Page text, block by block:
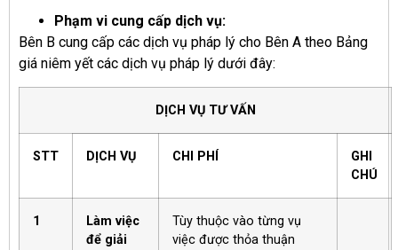
Phạm vi cung cấp dịch vụ:
Bên B cung cấp các dịch vụ pháp lý cho Bên A theo Bảng
giá niêm yết các dịch vụ pháp lý dưới đây:
DỊCH VỤ TƯ VẤN
STT DỊCH VỤ CHI PHÍ
GHI
CHÚ
1
Làm việc
để giải
Tùy thuộc vào từng vụ
việc được thỏa thuận